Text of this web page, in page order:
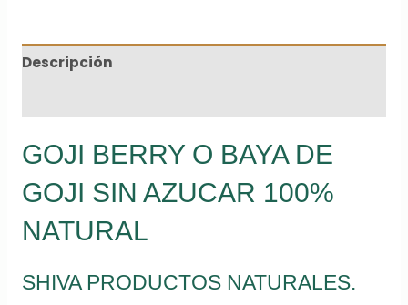
Descripción
GOJI BERRY O BAYA DE
GOJI SIN AZUCAR 100%
NATURAL
SHIVA PRODUCTOS NATURALES.